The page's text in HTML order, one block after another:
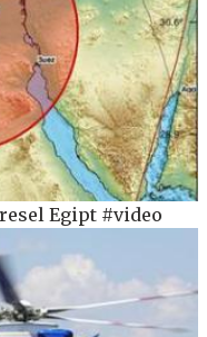
Egipt #video